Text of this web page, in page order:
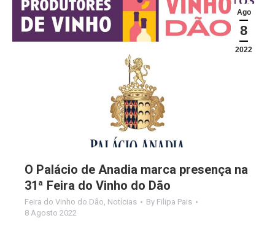
Ago
8
2022
O Palácio de Anadia marca presença na
31ª Feira do Vinho do Dão
Feira do Vinho do Dão, Notícias By Filipa Pais
8 Agosto 2022